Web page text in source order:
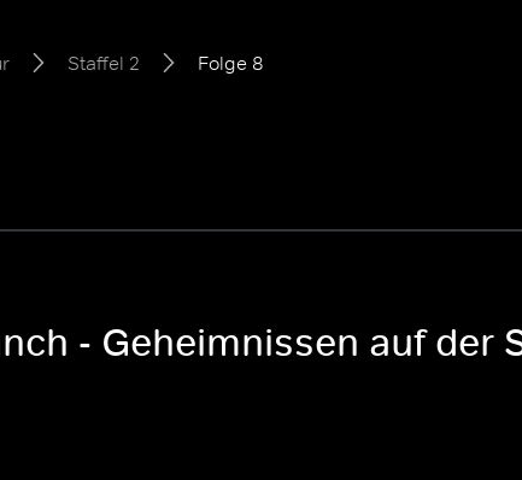
Staffel 2 Folge 8
- Geheimnissen auf der